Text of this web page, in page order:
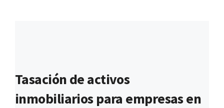
Tasación de activos
inmobiliarios para empresas en